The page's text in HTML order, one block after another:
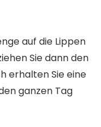
auf die Lippen
Sie dann den
erhalten Sie eine
ganzen Tag